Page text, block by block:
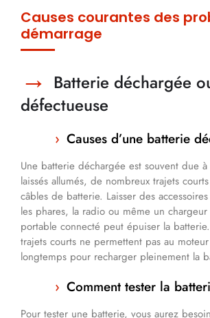
Causes courantes des
démarrage
Batterie déchargée
défectueuse
Causes d’une batterie
Une batterie déchargée est souvent due
laissés allumés, de nombreux trajets
câbles de batterie. Laisser des
les phares, la radio ou même un
portable connecté peut épuiser la
trajets courts ne permettent pas au
longtemps pour recharger pleinement la
Comment tester la
Pour tester une batterie, vous aurez